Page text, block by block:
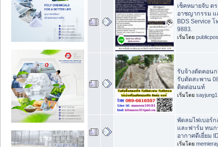
เช็คหมายจับ ต
อาชญากรรม แ
BDS Service
9883.
เริ่มโดย
รับจ้างตัดคอน
รับตัดสะพาน
ติดต่อนนท์
เริ่มโดย sayjung1
พัดลมไฟเบอร์ก
และฟาร์ม ทนก
อากาศดีเยี่ยม
เริ่มโดย